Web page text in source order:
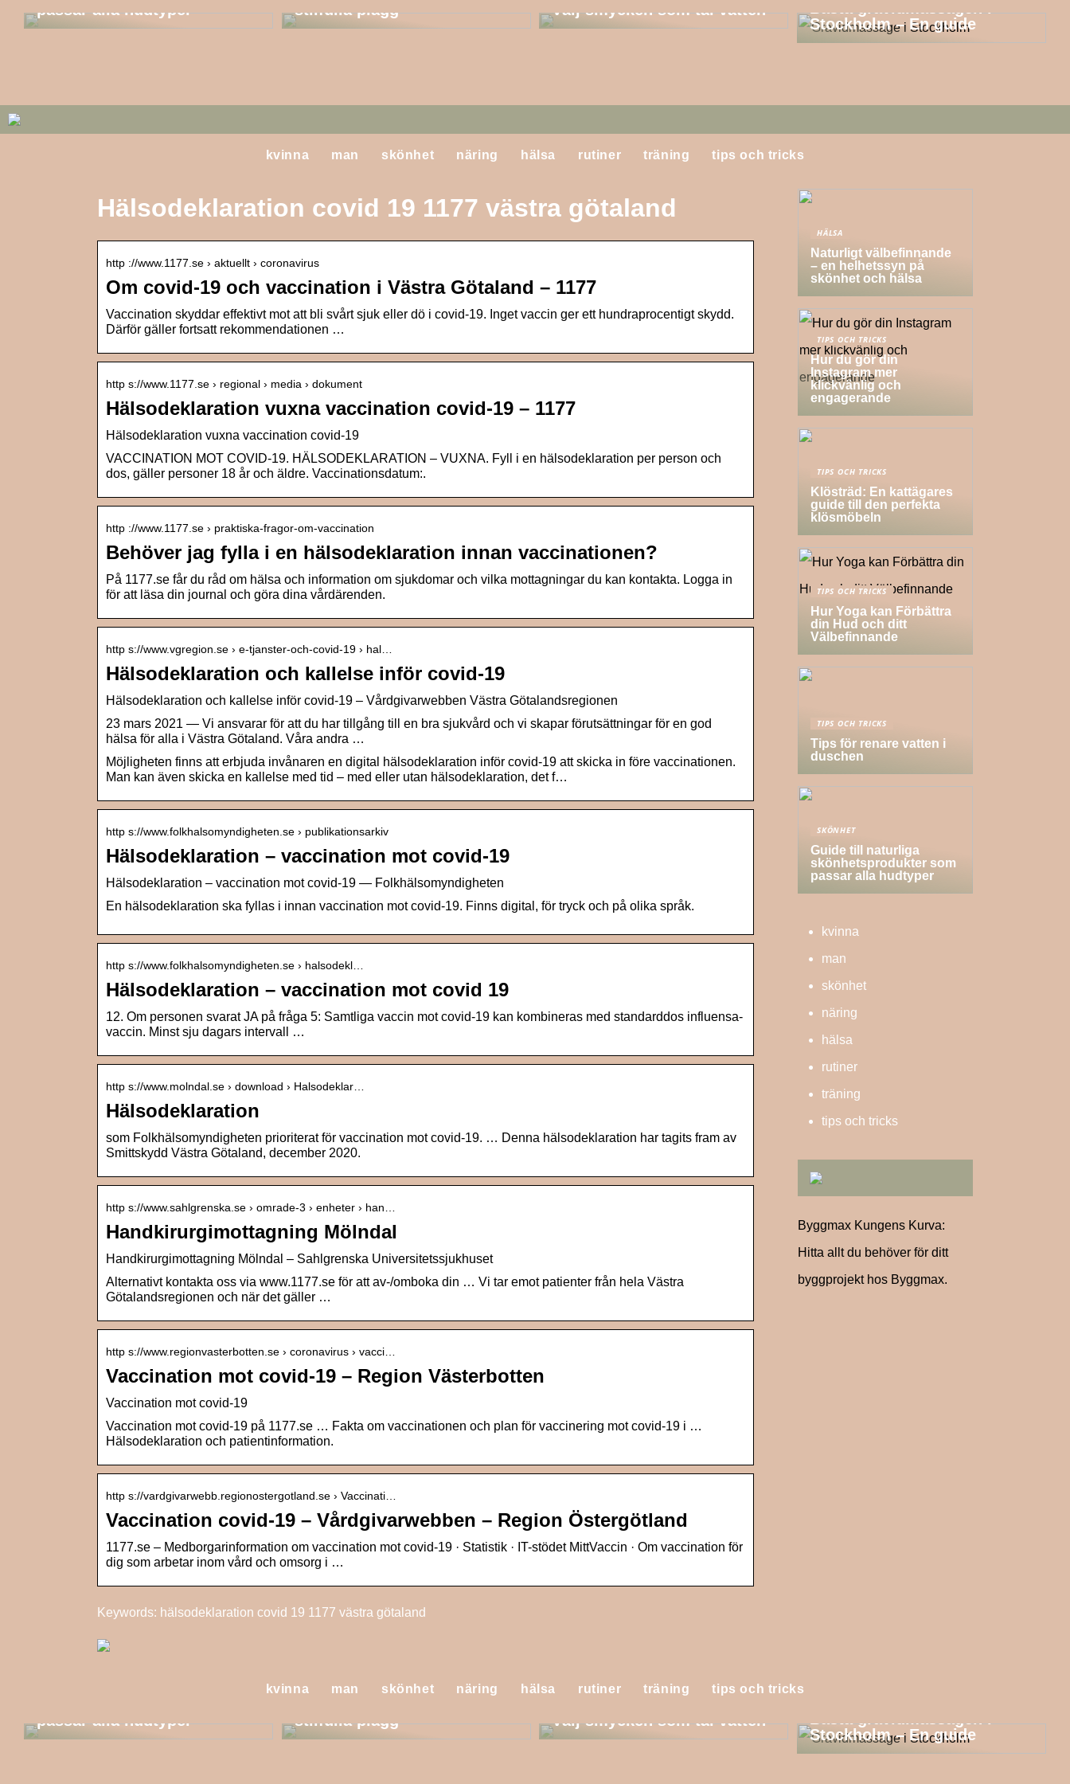
passar alla hudtyper
stilfulla plagg
Välj smycken som tål vatten
Stockholm – En guide
kvinna man skönhet näring hälsa rutiner träning tips och tricks
Hälsodeklaration covid 19 1177 västra götaland
http ://www.1177.se › aktuellt › coronavirus
Om covid-19 och vaccination i Västra Götaland – 1177
Vaccination skyddar effektivt mot att bli svårt sjuk eller dö i covid-19. Inget vaccin ger ett hundraprocentigt skydd.
Därför gäller fortsatt rekommendationen …
http s://www.1177.se › regional › media › dokument
Hälsodeklaration vuxna vaccination covid-19 – 1177
Hälsodeklaration vuxna vaccination covid-19
VACCINATION MOT COVID-19. HÄLSODEKLARATION – VUXNA. Fyll i en hälsodeklaration per person och
dos, gäller personer 18 år och äldre. Vaccinationsdatum:.
http ://www.1177.se › praktiska-fragor-om-vaccination
Behöver jag fylla i en hälsodeklaration innan vaccinationen?
På 1177.se får du råd om hälsa och information om sjukdomar och vilka mottagningar du kan kontakta. Logga in
för att läsa din journal och göra dina vårdärenden.
http s://www.vgregion.se › e-tjanster-och-covid-19 › hal…
Hälsodeklaration och kallelse inför covid-19
Hälsodeklaration och kallelse inför covid-19 – Vårdgivarwebben Västra Götalandsregionen
23 mars 2021 — Vi ansvarar för att du har tillgång till en bra sjukvård och vi skapar förutsättningar för en god
hälsa för alla i Västra Götaland. Våra andra …
Möjligheten finns att erbjuda invånaren en digital hälsodeklaration inför covid-19 att skicka in före vaccinationen.
Man kan även skicka en kallelse med tid – med eller utan hälsodeklaration, det f…
http s://www.folkhalsomyndigheten.se › publikationsarkiv
Hälsodeklaration – vaccination mot covid-19
Hälsodeklaration – vaccination mot covid-19 — Folkhälsomyndigheten
En hälsodeklaration ska fyllas i innan vaccination mot covid-19. Finns digital, för tryck och på olika språk.
http s://www.folkhalsomyndigheten.se › halsodekl…
Hälsodeklaration – vaccination mot covid 19
12. Om personen svarat JA på fråga 5: Samtliga vaccin mot covid-19 kan kombineras med standarddos influensa-
vaccin. Minst sju dagars intervall …
http s://www.molndal.se › download › Halsodeklar…
Hälsodeklaration
som Folkhälsomyndigheten prioriterat för vaccination mot covid-19. … Denna hälsodeklaration har tagits fram av
Smittskydd Västra Götaland, december 2020.
http s://www.sahlgrenska.se › omrade-3 › enheter › han…
Handkirurgimottagning Mölndal
Handkirurgimottagning Mölndal – Sahlgrenska Universitetssjukhuset
Alternativt kontakta oss via www.1177.se för att av-/omboka din … Vi tar emot patienter från hela Västra
Götalandsregionen och när det gäller …
http s://www.regionvasterbotten.se › coronavirus › vacci…
Vaccination mot covid-19 – Region Västerbotten
Vaccination mot covid-19
Vaccination mot covid-19 på 1177.se … Fakta om vaccinationen och plan för vaccinering mot covid-19 i …
Hälsodeklaration och patientinformation.
http s://vardgivarwebb.regionostergotland.se › Vaccinati…
Vaccination covid-19 – Vårdgivarwebben – Region Östergötland
1177.se – Medborgarinformation om vaccination mot covid-19 · Statistik · IT-stödet MittVaccin · Om vaccination för
dig som arbetar inom vård och omsorg i …
Keywords: hälsodeklaration covid 19 1177 västra götaland
HÄLSA
Naturligt välbefinnande
– en helhetssyn på
skönhet och hälsa
TIPS OCH TRICKS
Hur du gör din
Instagram mer
klickvänlig och
engagerande
TIPS OCH TRICKS
Klösträd: En kattägares
guide till den perfekta
klösmöbeln
TIPS OCH TRICKS
Hur Yoga kan Förbättra
din Hud och ditt
Välbefinnande
TIPS OCH TRICKS
Tips för renare vatten i
duschen
SKÖNHET
Guide till naturliga
skönhetsprodukter som
passar alla hudtyper
kvinna
man
skönhet
näring
hälsa
rutiner
träning
tips och tricks
Byggmax Kungens Kurva:
Hitta allt du behöver för ditt
byggprojekt hos Byggmax.
kvinna man skönhet näring hälsa rutiner träning tips och tricks
passar alla hudtyper
stilfulla plagg
Välj smycken som tål vatten
Stockholm – En guide